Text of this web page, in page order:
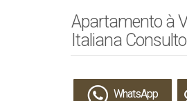
Apartamento à
Italiana
WhatsApp